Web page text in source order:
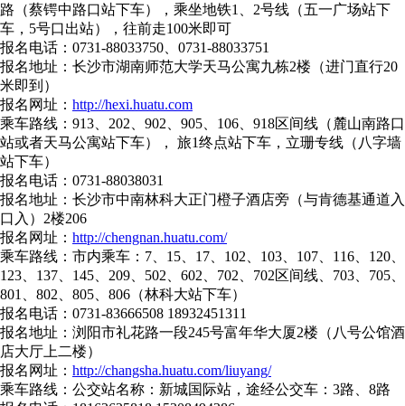
路（蔡锷中路口站下车），乘坐地铁1、2号线（五一广场站下
车，5号口出站），往前走100米即可
报名电话：0731-88033750、0731-88033751
报名地址：长沙市湖南师范大学天马公寓九栋2楼（进门直行20
米即到）
报名网址： http://hexi.huatu.com
乘车路线：913、202、902、905、106、918区间线（麓山南路口
站或者天马公寓站下车）， 旅1终点站下车，立珊专线（八字墙
站下车）
报名电话：0731-88038031
报名地址：长沙市中南林科大正门橙子酒店旁（与肯德基通道入
口入）2楼206
报名网址： http://chengnan.huatu.com/
乘车路线：市内乘车：7、15、17、102、103、107、116、120、
123、137、145、209、502、602、702、702区间线、703、705、
801、802、805、806（林科大站下车）
报名电话：0731-83666508 18932451311
报名地址：浏阳市礼花路一段245号富年华大厦2楼（八号公馆酒
店大厅上二楼）
报名网址： http://changsha.huatu.com/liuyang/
乘车路线：公交站名称：新城国际站，途经公交车：3路、8路